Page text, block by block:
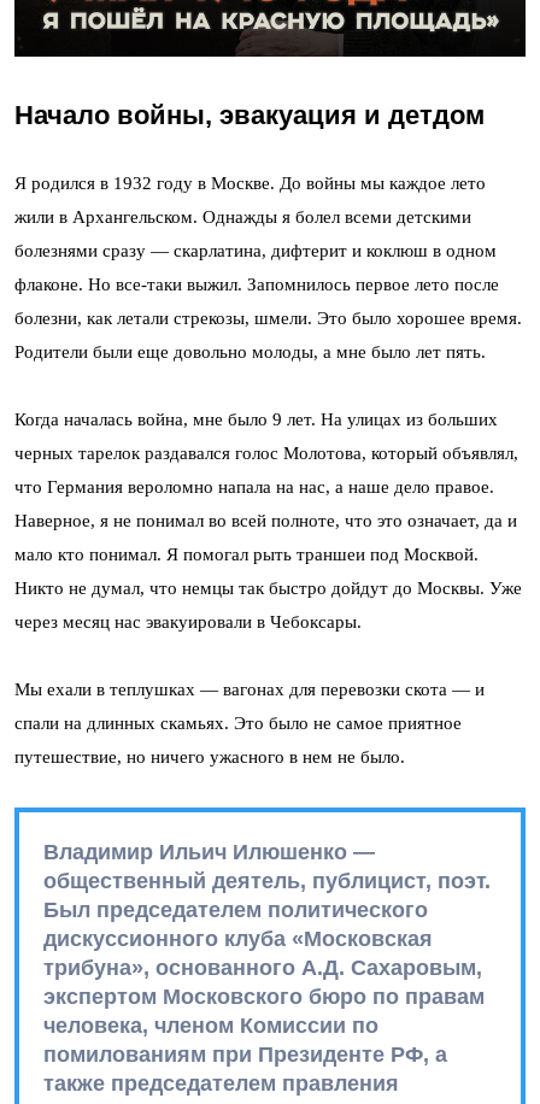
Начало войны, эвакуация и детдом
Я родился в 1932 году в Москве. До войны мы каждое лето
жили в Архангельском. Однажды я болел всеми детскими
болезнями сразу — скарлатина, дифтерит и коклюш в одном
флаконе. Но все-таки выжил. Запомнилось первое лето после
болезни, как летали стрекозы, шмели. Это было хорошее время.
Родители были еще довольно молоды, а мне было лет пять.
Когда началась война, мне было 9 лет. На улицах из больших
черных тарелок раздавался голос Молотова, который объявлял,
что Германия вероломно напала на нас, а наше дело правое.
Наверное, я не понимал во всей полноте, что это означает, да и
мало кто понимал. Я помогал рыть траншеи под Москвой.
Никто не думал, что немцы так быстро дойдут до Москвы. Уже
через месяц нас эвакуировали в Чебоксары.
Мы ехали в теплушках — вагонах для перевозки скота — и
спали на длинных скамьях. Это было не самое приятное
путешествие, но ничего ужасного в нем не было.
Владимир Ильич Илюшенко —
общественный деятель, публицист, поэт.
Был председателем политического
дискуссионного клуба «Московская
трибуна», основанного А.Д. Сахаровым,
экспертом Московского бюро по правам
человека, членом Комиссии по
помилованиям при Президенте РФ, а
также председателем правления